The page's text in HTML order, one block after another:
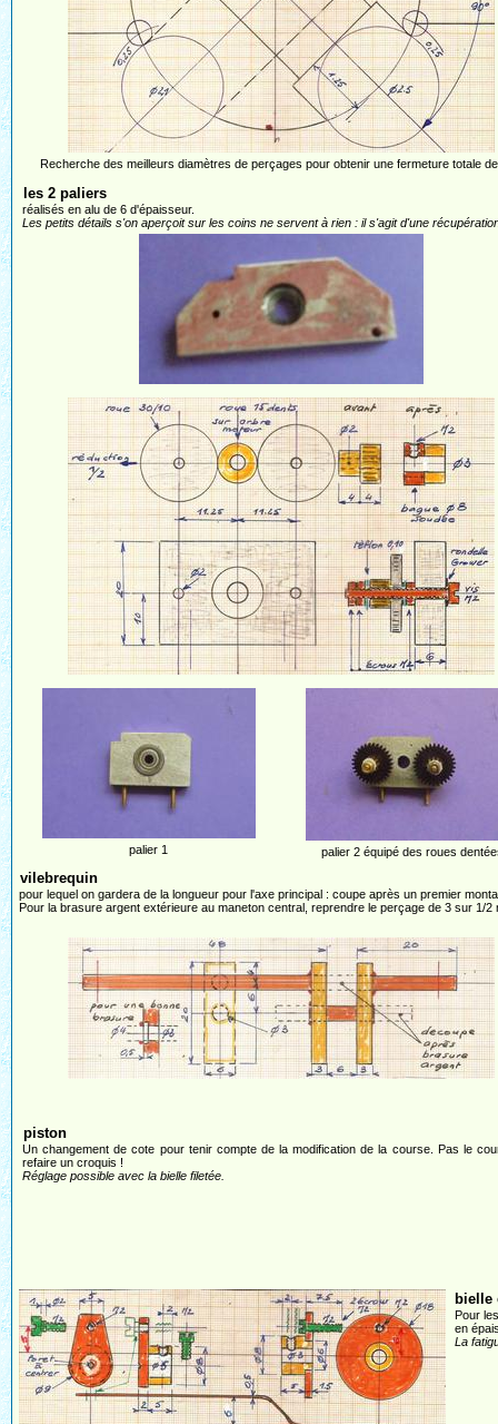
Recherche des meilleurs diamètres de perçages pour obtenir une fermeture totale
les 2 paliers
réalisés en alu de 6 d'épaisseur.
Les petits détails s'on aperçoit sur les coins ne servent à rien : il s'agit d'une
palier 1 palier 2 équipé des roues
vilebrequin
pour lequel on gardera de la longueur pour l'axe principal : coupe après un premier
Pour la brasure argent extérieure au maneton central, reprendre le perçage de 3 sur 1/
piston
Un changement de cote pour tenir compte de la modification de la course. Pas le
refaire un croquis !
Réglage possible avec la bielle filetée.
bielle
Pour
en
La